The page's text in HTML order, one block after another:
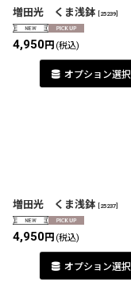
増田光 くま浅鉢 25239
4,950円 (税込)
オプション選択
増田光 くま浅鉢 25237
4,950円 (税込)
オプション選択